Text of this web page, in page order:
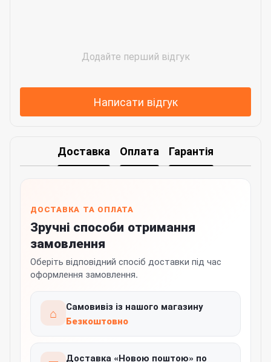
Додайте перший відгук
Написати відгук
Доставка Оплата Гарантія
ДОСТАВКА ТА ОПЛАТА
Зручні способи отримання
замовлення
Оберіть відповідний спосіб доставки під час
оформлення замовлення.
⌂
Самовивіз із нашого магазину
Безкоштовно
Доставка «Новою поштою» по